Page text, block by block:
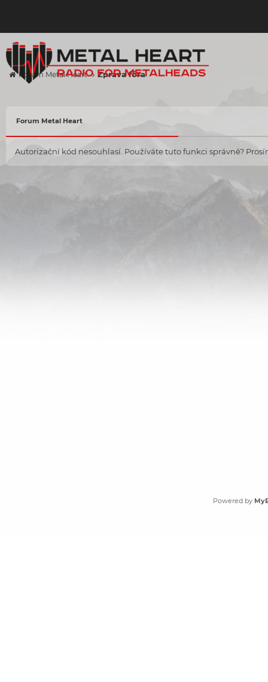
Forum Metal Heart Zpráva fóra
Forum Metal Heart
Autorizační kód nesouhlasí. Používáte tuto funkci správně?
Powered by